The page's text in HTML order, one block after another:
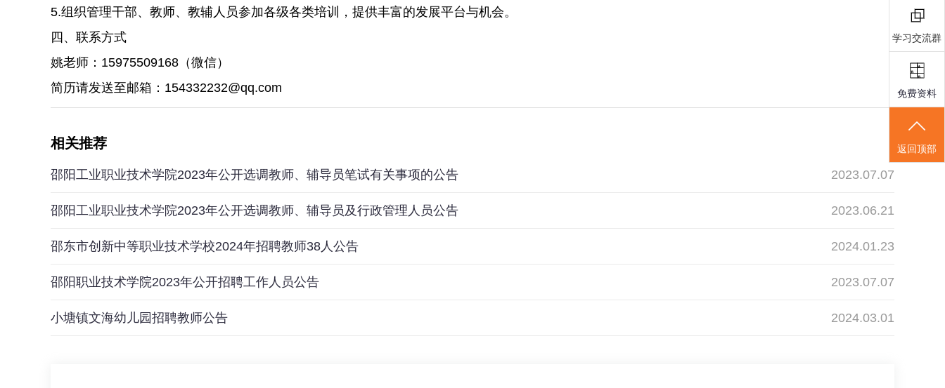
5.组织管理干部、教师、教辅人员参加各级各类培训，提供丰富的发展平台与机会。
四、联系方式
姚老师：15975509168（微信）
简历请发送至邮箱：154332232@qq.com
相关推荐
邵阳工业职业技术学院2023年公开选调教师、辅导员笔试有关事项的公告 2023.07.07
邵阳工业职业技术学院2023年公开选调教师、辅导员及行政管理人员公告 2023.06.21
邵东市创新中等职业技术学校2024年招聘教师38人公告 2024.01.23
邵阳职业技术学院2023年公开招聘工作人员公告 2023.07.07
小塘镇文海幼儿园招聘教师公告 2024.03.01
学习交流群
免费资料
返回顶部